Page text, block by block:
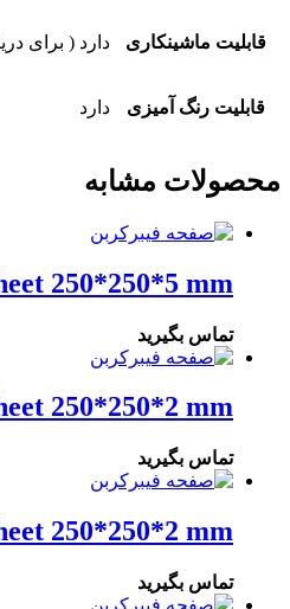
قابلیت ماشینکاری دارد ( برای
قابلیت رنگ آمیزی دارد
محصولات مشابه
250*250*5 mm
تماس بگیرید
250*250*2 mm
تماس بگیرید
250*250*2 mm
تماس بگیرید